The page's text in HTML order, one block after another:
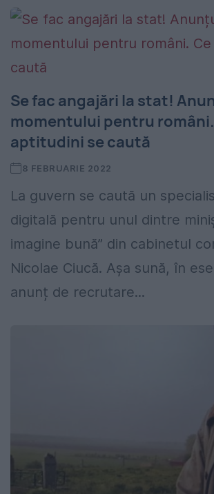
Se fac angajări la stat!
momentului pentru
aptitudini se caută
8 FEBRUARIE 2022
La guvern se caută un
digitală pentru unul dintre
imagine bună” din cabinetul
Nicolae Ciucă. Așa sună, în
anunț de recrutare...